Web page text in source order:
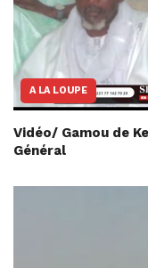
A LA LOUPE
Vidéo/ Gamou de
Général